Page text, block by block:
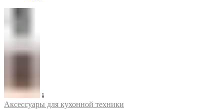
Аксессуары для кухонной техники